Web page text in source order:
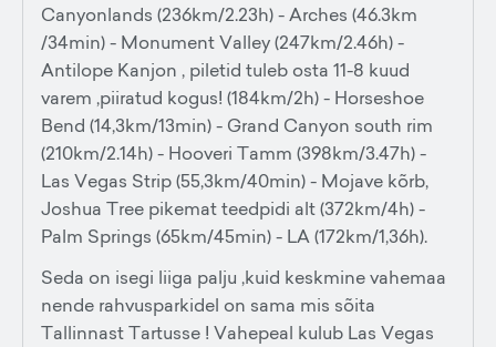
Canyonlands (236km/2.23h) - Arches (46.3km
/34min) - Monument Valley (247km/2.46h) -
Antilope Kanjon , piletid tuleb osta 11-8 kuud
varem ,piiratud kogus! (184km/2h) - Horseshoe
Bend (14,3km/13min) - Grand Canyon south rim
(210km/2.14h) - Hooveri Tamm (398km/3.47h) -
Las Vegas Strip (55,3km/40min) - Mojave kõrb,
Joshua Tree pikemat teedpidi alt (372km/4h) -
Palm Springs (65km/45min) - LA (172km/1,36h).
Seda on isegi liiga palju ,kuid keskmine vahemaa
nende rahvusparkidel on sama mis sõita
Tallinnast Tartusse ! Vahepeal kulub Las Vegas